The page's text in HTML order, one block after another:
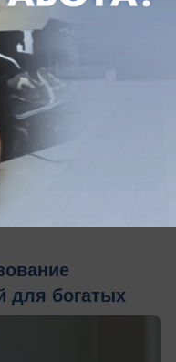
для богатых